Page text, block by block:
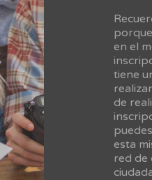
en el
tiene
de
esta
red de